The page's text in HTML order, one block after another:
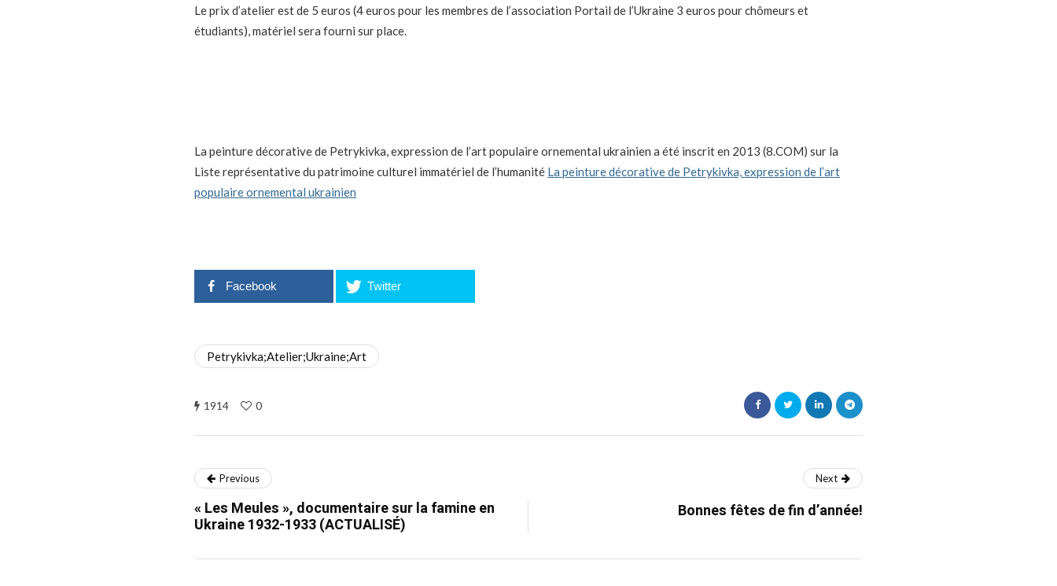
Le prix d’atelier est de 5 euros (4 euros pour les membres de l’association Portail de l’Ukraine 3 euros pour chômeurs et
étudiants), matériel sera fourni sur place.
La peinture décorative de Petrykivka, expression de l’art populaire ornemental ukrainien a été inscrit en 2013 (8.COM) sur la
Liste représentative du patrimoine culturel immatériel de l’humanité La peinture décorative de Petrykivka, expression de l’art
populaire ornemental ukrainien
Facebook Twitter
Petrykivka;Atelier;Ukraine;Art
1914 0
Previous
« Les Meules », documentaire sur la famine en
Ukraine 1932-1933 (ACTUALISÉ)
Next
Bonnes fêtes de fin d’année!